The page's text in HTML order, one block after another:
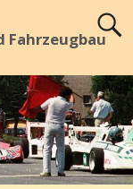
Fahrzeugbau